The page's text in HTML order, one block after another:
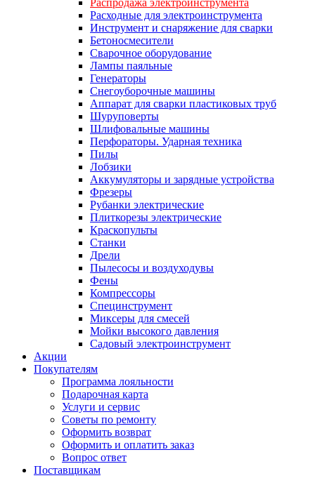
Расходные для электроинструмента
Инструмент и снаряжение для сварки
Бетоносмесители
Сварочное оборудование
Лампы паяльные
Генераторы
Снегоуборочные машины
Аппарат для сварки пластиковых труб
Шуруповерты
Шлифовальные машины
Перфораторы. Ударная техника
Пилы
Лобзики
Аккумуляторы и зарядные устройства
Фрезеры
Рубанки электрические
Плиткорезы электрические
Краскопульты
Станки
Дрели
Пылесосы и воздуходувы
Фены
Компрессоры
Специнструмент
Миксеры для смесей
Мойки высокого давления
Садовый электроинструмент
Акции
Покупателям
Программа лояльности
Подарочная карта
Услуги и сервис
Советы по ремонту
Оформить возврат
Оформить и оплатить заказ
Вопрос ответ
Поставщикам